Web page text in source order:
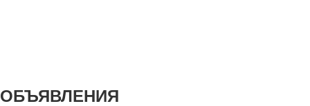
ОБЪЯВЛЕНИЯ